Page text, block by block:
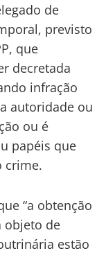
de
previsto
que
decretada
infração
autoridade ou
ou é
papéis que
crime.
“a obtenção
objeto de
estão